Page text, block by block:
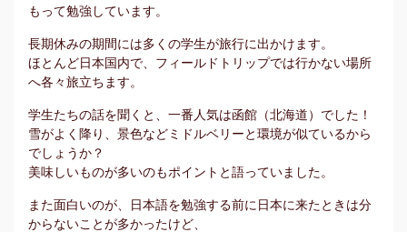
もって勉強しています。
長期休みの期間には多くの学生が旅行に出かけます。
ほとんど日本国内で、フィールドトリップでは行かない場所
へ各々旅立ちます。
学生たちの話を聞くと、一番人気は函館（北海道）でした！
雪がよく降り、景色などミドルベリーと環境が似ているから
でしょうか？
美味しいものが多いのもポイントと語っていました。
また面白いのが、日本語を勉強する前に日本に来たときは分
からないことが多かったけど、